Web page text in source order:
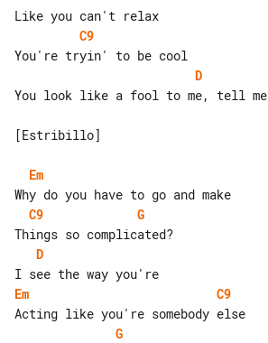
C9
D
You look like a fool to me, tell me
[Estribillo]
Em
C9
G
D
Em
C9
G